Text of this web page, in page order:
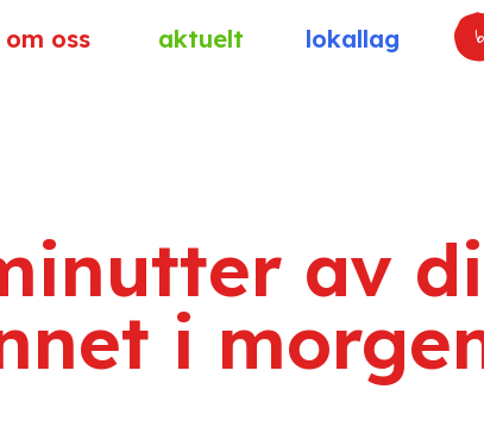
om oss aktuelt lokallag
av
i